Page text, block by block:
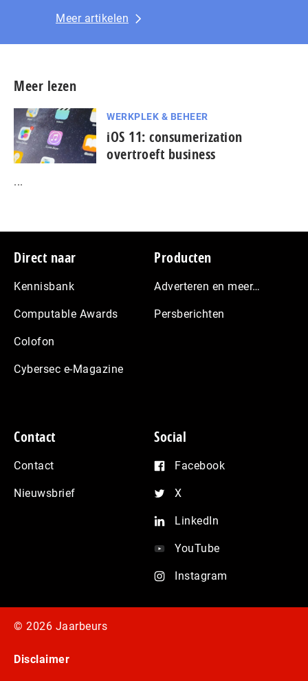
Meer artikelen
Meer lezen
WERKPLEK & BEHEER
iOS 11: consumerization
overtroeft business
...
Footer
Direct naar
Kennisbank
Computable Awards
Colofon
Cybersec e-Magazine
Producten
Adverteren en meer…
Persberichten
Contact
Contact
Nieuwsbrief
Social
Facebook
X
LinkedIn
YouTube
Instagram
© 2026 Jaarbeurs
Disclaimer